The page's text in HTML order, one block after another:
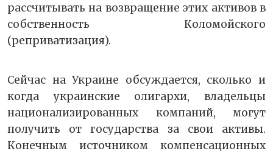
рассчитывать на возвращение этих активов в
собственность Коломойского
(реприватизация).
Сейчас на Украине обсуждается, сколько и
когда украинские олигархи, владельцы
национализированных компаний, могут
получить от государства за свои активы.
Конечным источником компенсационных